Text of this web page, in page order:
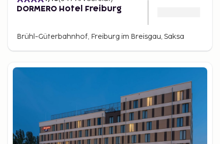
DORMERO Hotel Freiburg
Brühl-Güterbahnhof, Freiburg im Breisgau, Saksa